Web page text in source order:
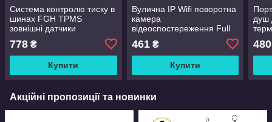
Система контролю тиску в
шинах FGH TPMS
зовнішні датчики
778 ₴
Купити
Вулична IP Wifi поворотна
камера
відеоспостереження Full
Вайфай камера з
датчиком руху (iCam 365)
461₴
Купити
душ
480
Акційні пропозиції та новинки